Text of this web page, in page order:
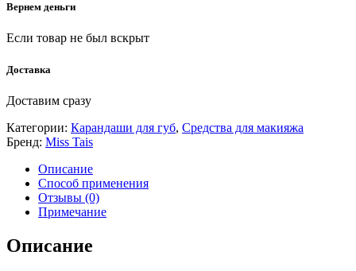
Вернем деньги
Если товар не был вскрыт
Доставка
Доставим сразу
Категории: Карандаши для губ, Средства для макияжа
Бренд: Miss Tais
Описание
Способ применения
Отзывы (0)
Примечание
Описание